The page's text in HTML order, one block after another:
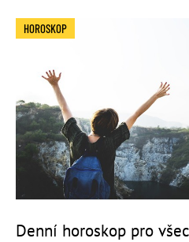
HOROSKOP
Denní horoskop pro